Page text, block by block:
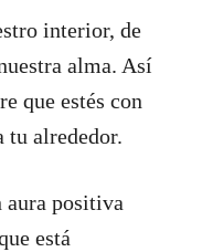
interior, de
alma. Así
que estés con
tu alrededor.
aura positiva
está